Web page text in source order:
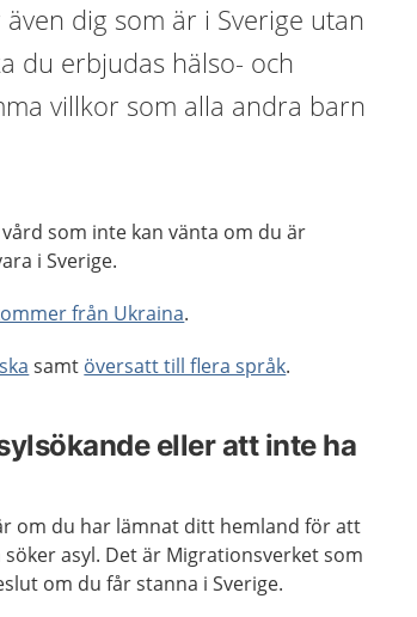
dig som är i Sverige utan
du erbjudas hälso- och
villkor som alla andra barn
som inte kan vänta om du är
i Sverige.
från Ukraina.
samt översatt till flera språk.
eller att inte ha
om du har lämnat ditt hemland för att
asyl. Det är Migrationsverket som
om du får stanna i Sverige.